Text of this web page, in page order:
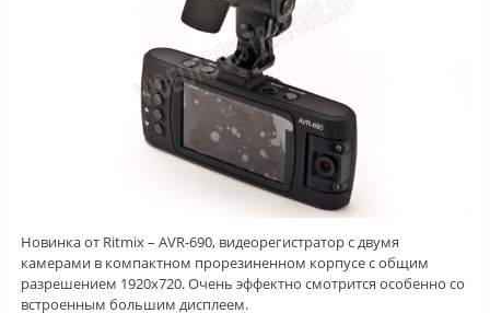
Новинка от Ritmix – AVR-690, видеорегистратор с двумя
камерами в компактном прорезиненном корпусе с общим
разрешением 1920х720. Очень эффектно смотрится особенно со
встроенным большим дисплеем.